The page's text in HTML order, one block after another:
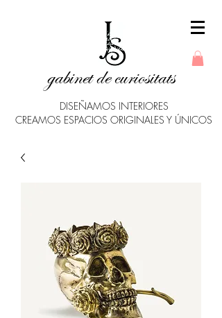
gabinet de curiositats
DISEÑAMOS INTERIORES
CREAMOS ESPACIOS ORIGINALES Y ÚNICOS